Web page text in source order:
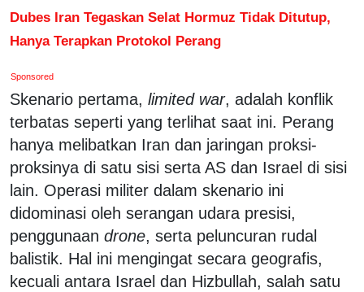
Dubes Iran Tegaskan Selat Hormuz Tidak Ditutup,
Hanya Terapkan Protokol Perang
Sponsored
Skenario pertama, limited war, adalah konflik
terbatas seperti yang terlihat saat ini. Perang
hanya melibatkan Iran dan jaringan proksi-
proksinya di satu sisi serta AS dan Israel di sisi
lain. Operasi militer dalam skenario ini
didominasi oleh serangan udara presisi,
penggunaan drone, serta peluncuran rudal
balistik. Hal ini mengingat secara geografis,
kecuali antara Israel dan Hizbullah, salah satu